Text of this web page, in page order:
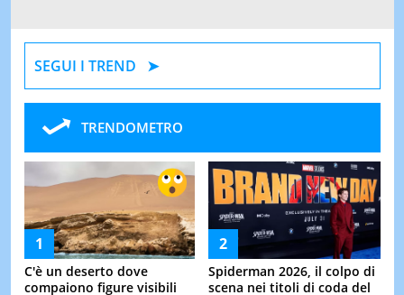
SEGUI I TREND
TRENDOMETRO
C'è un deserto dove
compaiono figure visibili
Spiderman 2026, il colpo di
scena nei titoli di coda del